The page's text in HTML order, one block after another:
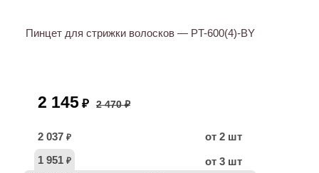
Пинцет для стрижки волосков — PT-600(4)-BY
2 145 ₽ 2 470 ₽
2 037 ₽
от 2 шт
1 951 ₽ от 3 шт